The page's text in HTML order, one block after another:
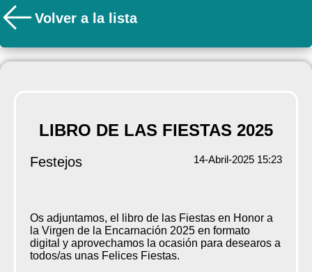
Volver a la lista
LIBRO DE LAS FIESTAS 2025
Festejos 14-Abril-2025 15:23
Os adjuntamos, el libro de las Fiestas en Honor a
la Virgen de la Encarnación 2025 en formato
digital y aprovechamos la ocasión para desearos a
todos/as unas Felices Fiestas.